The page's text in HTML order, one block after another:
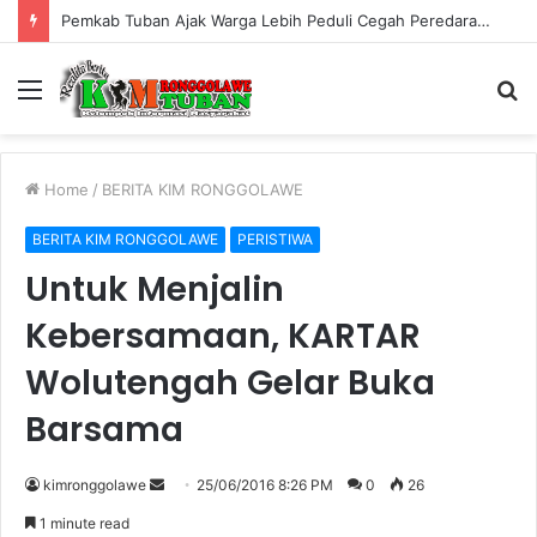
Pemkab Tuban Ajak Warga Lebih Peduli Cegah Peredaran Rokok Ilegal
Menu
Home / BERITA KIM RONGGOLAWE
BERITA KIM RONGGOLAWE PERISTIWA
Untuk Menjalin
Kebersamaan, KARTAR
Wolutengah Gelar Buka
Barsama
kimronggolawe 25/06/2016 8:26 PM 0 26
1 minute read